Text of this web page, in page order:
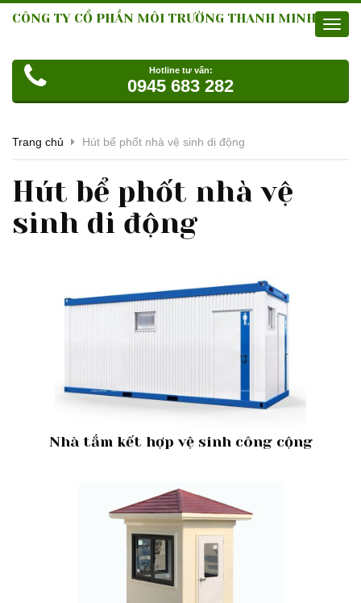
CÔNG TY CỔ PHẦN MÔI TRƯỜNG THANH MINH
Hotline tư vấn:
0945 683 282
Trang chủ Hút bể phốt nhà vệ sinh di động
Hút bể phốt nhà vệ
sinh di động
Nhà tắm kết hợp vệ sinh công cộng